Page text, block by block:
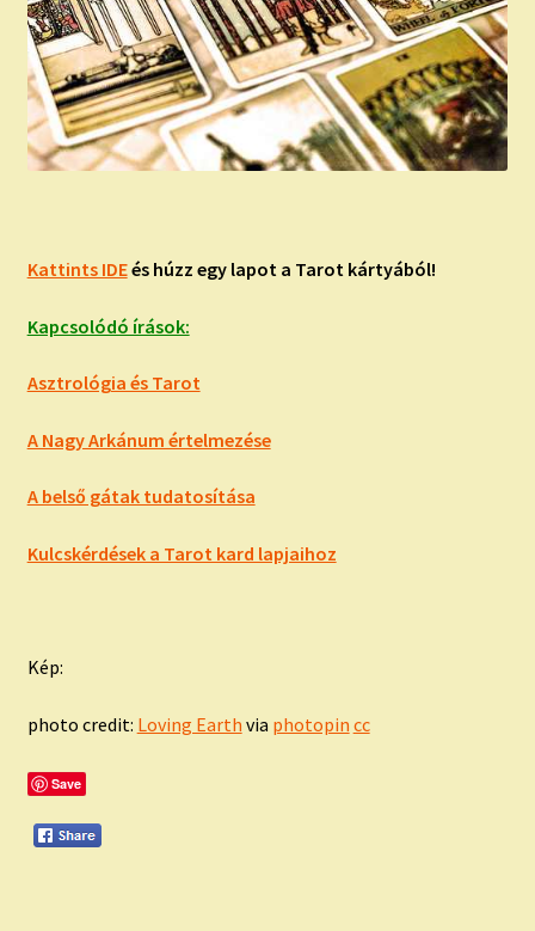
Kattints IDEés húzz egy lapot a Tarot kártyából!
Kapcsolódó írások:
Asztrológia és Tarot
A Nagy Arkánum értelmezése
A belső gátak tudatosítása
Kulcskérdések a Tarot kard lapjaihoz
Kép:
photo credit: Loving Earth via photopin cc
Save